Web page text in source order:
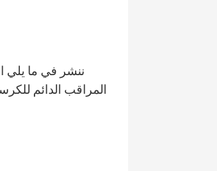
المراقب الدائم